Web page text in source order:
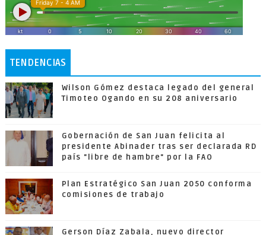
TENDENCIAS
Wilson Gómez destaca legado del general
Timoteo Ogando en su 208 aniversario
Gobernación de San Juan felicita al
presidente Abinader tras ser declarada RD
país "libre de hambre" por la FAO
Plan Estratégico San Juan 2050 conforma
comisiones de trabajo
Gerson Díaz Zabala, nuevo director